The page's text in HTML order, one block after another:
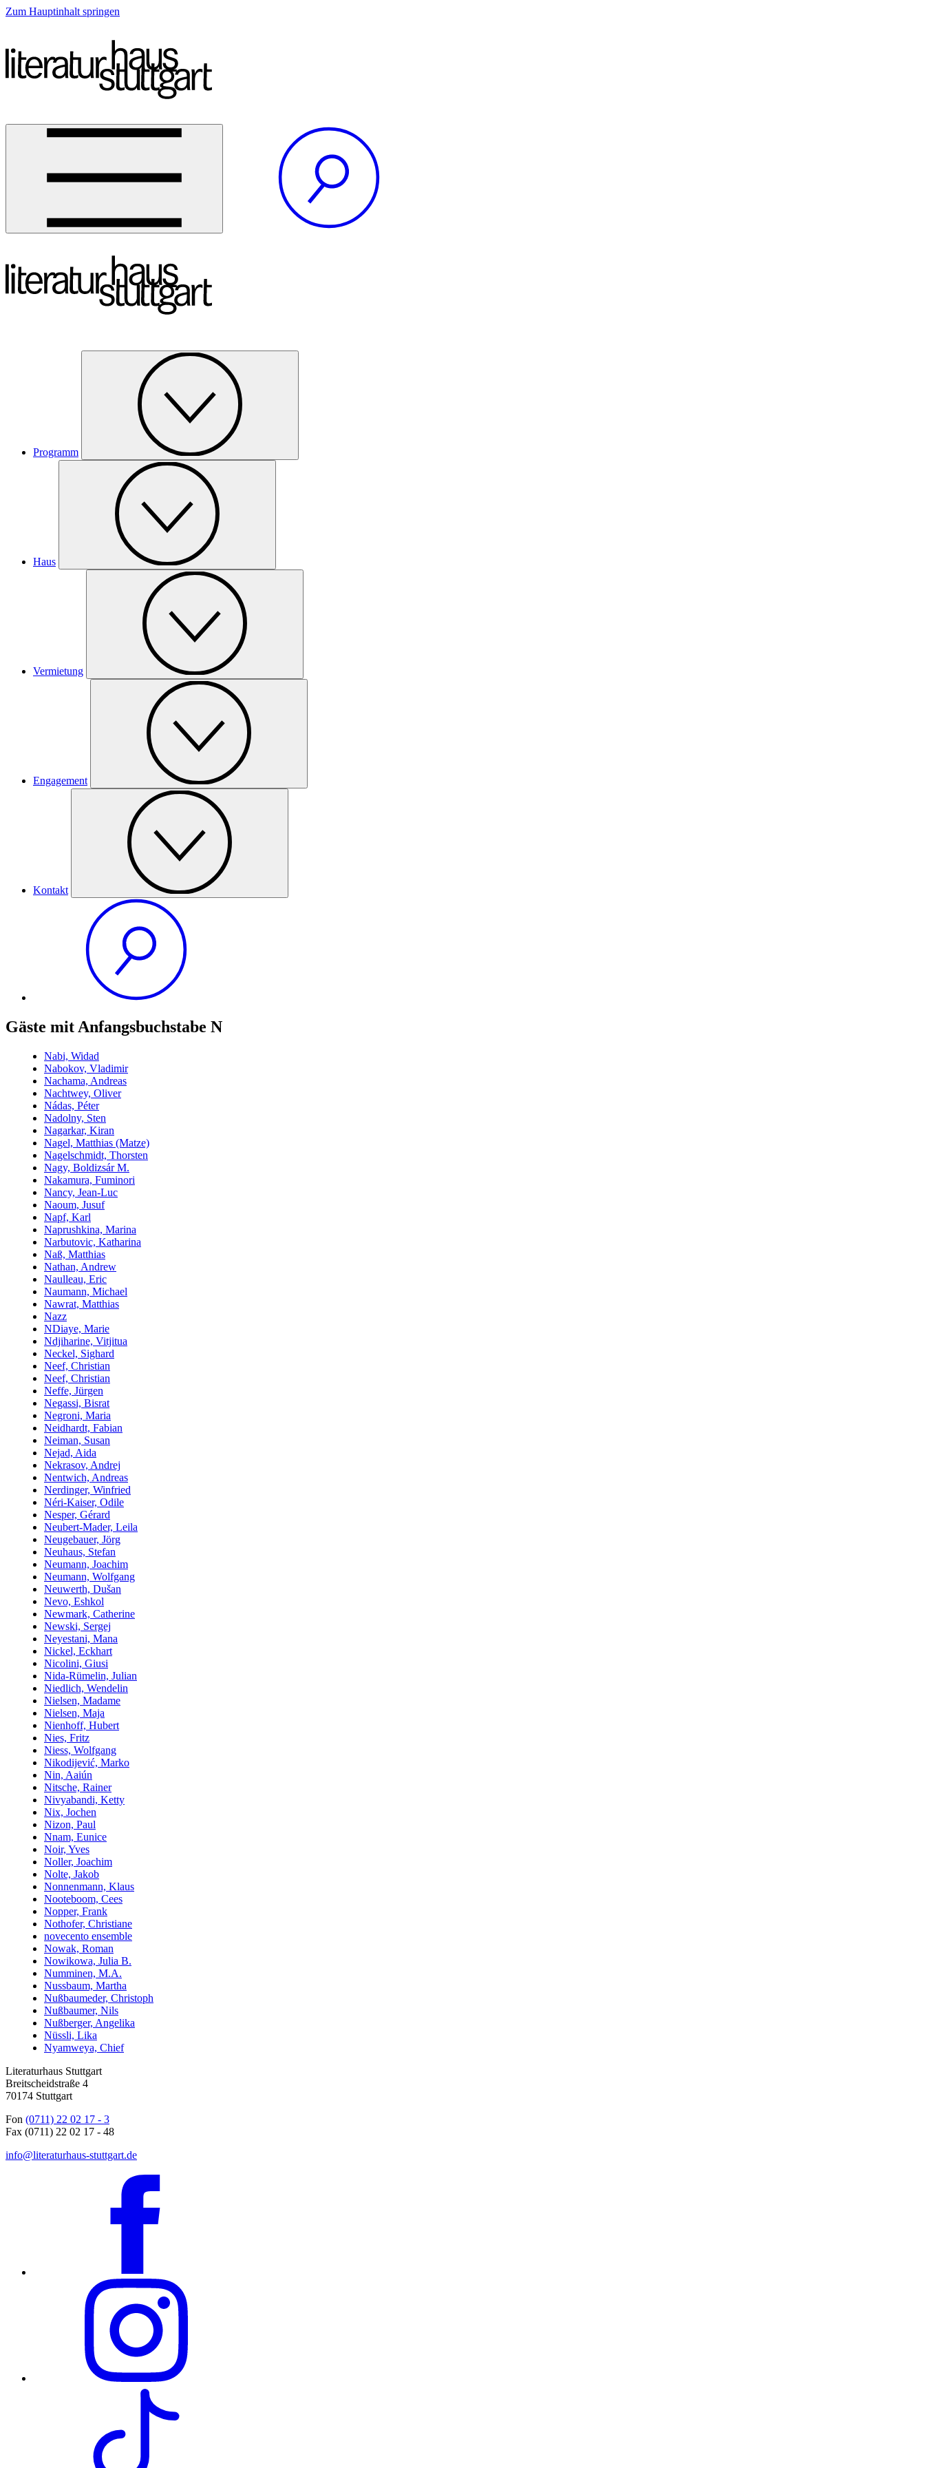
Zum Hauptinhalt springen
Programm
Haus
Vermietung
Engagement
Kontakt
Gäste mit Anfangsbuchstabe N
Nabi, Widad
Nabokov, Vladimir
Nachama, Andreas
Nachtwey, Oliver
Nádas, Péter
Nadolny, Sten
Nagarkar, Kiran
Nagel, Matthias (Matze)
Nagelschmidt, Thorsten
Nagy, Boldizsár M.
Nakamura, Fuminori
Nancy, Jean-Luc
Naoum, Jusuf
Napf, Karl
Naprushkina, Marina
Narbutovic, Katharina
Naß, Matthias
Nathan, Andrew
Naulleau, Eric
Naumann, Michael
Nawrat, Matthias
Nazz
NDiaye, Marie
Ndjiharine, Vitjitua
Neckel, Sighard
Neef, Christian
Neef, Christian
Neffe, Jürgen
Negassi, Bisrat
Negroni, Maria
Neidhardt, Fabian
Neiman, Susan
Nejad, Aida
Nekrasov, Andrej
Nentwich, Andreas
Nerdinger, Winfried
Néri-Kaiser, Odile
Nesper, Gérard
Neubert-Mader, Leila
Neugebauer, Jörg
Neuhaus, Stefan
Neumann, Joachim
Neumann, Wolfgang
Neuwerth, Dušan
Nevo, Eshkol
Newmark, Catherine
Newski, Sergej
Neyestani, Mana
Nickel, Eckhart
Nicolini, Giusi
Nida-Rümelin, Julian
Niedlich, Wendelin
Nielsen, Madame
Nielsen, Maja
Nienhoff, Hubert
Nies, Fritz
Niess, Wolfgang
Nikodijević, Marko
Nin, Aaiún
Nitsche, Rainer
Nivyabandi, Ketty
Nix, Jochen
Nizon, Paul
Nnam, Eunice
Noir, Yves
Noller, Joachim
Nolte, Jakob
Nonnenmann, Klaus
Nooteboom, Cees
Nopper, Frank
Nothofer, Christiane
novecento ensemble
Nowak, Roman
Nowikowa, Julia B.
Numminen, M.A.
Nussbaum, Martha
Nußbaumeder, Christoph
Nußbaumer, Nils
Nußberger, Angelika
Nüssli, Lika
Nyamweya, Chief
Literaturhaus Stuttgart
Breitscheidstraße 4
70174 Stuttgart
Fon (0711) 22 02 17 - 3
Fax (0711) 22 02 17 - 48
info@literaturhaus-stuttgart.de